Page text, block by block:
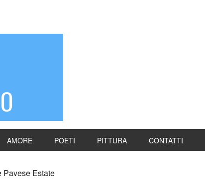
AMORE POETI PITTURA CONTATTI
Estate